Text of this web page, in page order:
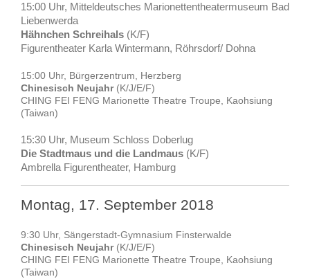
15:00 Uhr, Mitteldeutsches Marionettentheatermuseum Bad
Liebenwerda
Hähnchen Schreihals (K/F)
Figurentheater Karla Wintermann, Röhrsdorf/ Dohna
15:00 Uhr, Bürgerzentrum, Herzberg
Chinesisch Neujahr(K/J/E/F)
CHING FEI FENG Marionette Theatre Troupe, Kaohsiung
(Taiwan)
15:30 Uhr, Museum Schloss Doberlug
Die Stadtmaus und die Landmaus (K/F)
Ambrella Figurentheater, Hamburg
Montag, 17. September 2018
9:30 Uhr, Sängerstadt-Gymnasium Finsterwalde
Chinesisch Neujahr(K/J/E/F)
CHING FEI FENG Marionette Theatre Troupe, Kaohsiung
(Taiwan)